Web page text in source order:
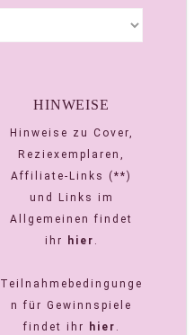
HINWEISE
Hinweise zu Cover,
Reziexemplaren,
Affiliate-Links (**)
und Links im
Allgemeinen findet
ihr
hier .
Teilnahmebedingunge
n für Gewinnspiele
findet ihr
hier .